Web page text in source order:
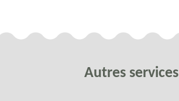
Autres services